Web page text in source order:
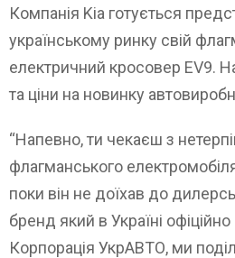
Компанія Kia готується
українському ринку свій
електричний кросовер EV9.
та ціни на новинку
“Напевно, ти чекаєш з
флагманського
поки він не доїхав до
бренд який в Україні
Корпорація УкрАВТО, ми